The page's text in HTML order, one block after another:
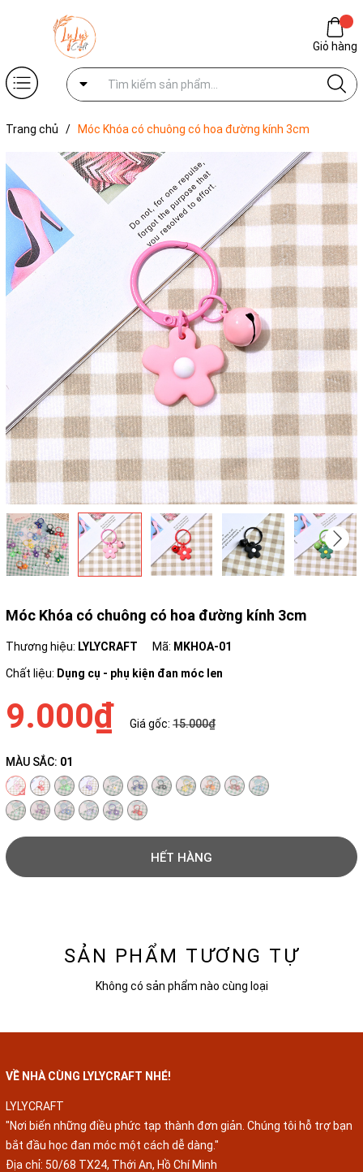
Giỏ hàng
Trang chủ / Móc Khóa có chuông có hoa đường kính 3cm
Móc Khóa có chuông có hoa đường kính 3cm
Thương hiệu: LYLYCRAFT Mã: MKHOA-01
Chất liệu: Dụng cụ - phụ kiện đan móc len
9.000₫ Giá gốc: 15.000₫
MÀU SẮC: 01
HẾT HÀNG
SẢN PHẨM TƯƠNG TỰ
Không có sản phẩm nào cùng loại
VỀ NHÀ CÙNG LYLYCRAFT NHÉ!
LYLYCRAFT
"Nơi biến những điều phức tạp thành đơn giản. Chúng tôi hỗ trợ bạn
bắt đầu học đan móc một cách dễ dàng."
Địa chỉ: 50/68 TX24, Thới An, Hồ Chí Minh